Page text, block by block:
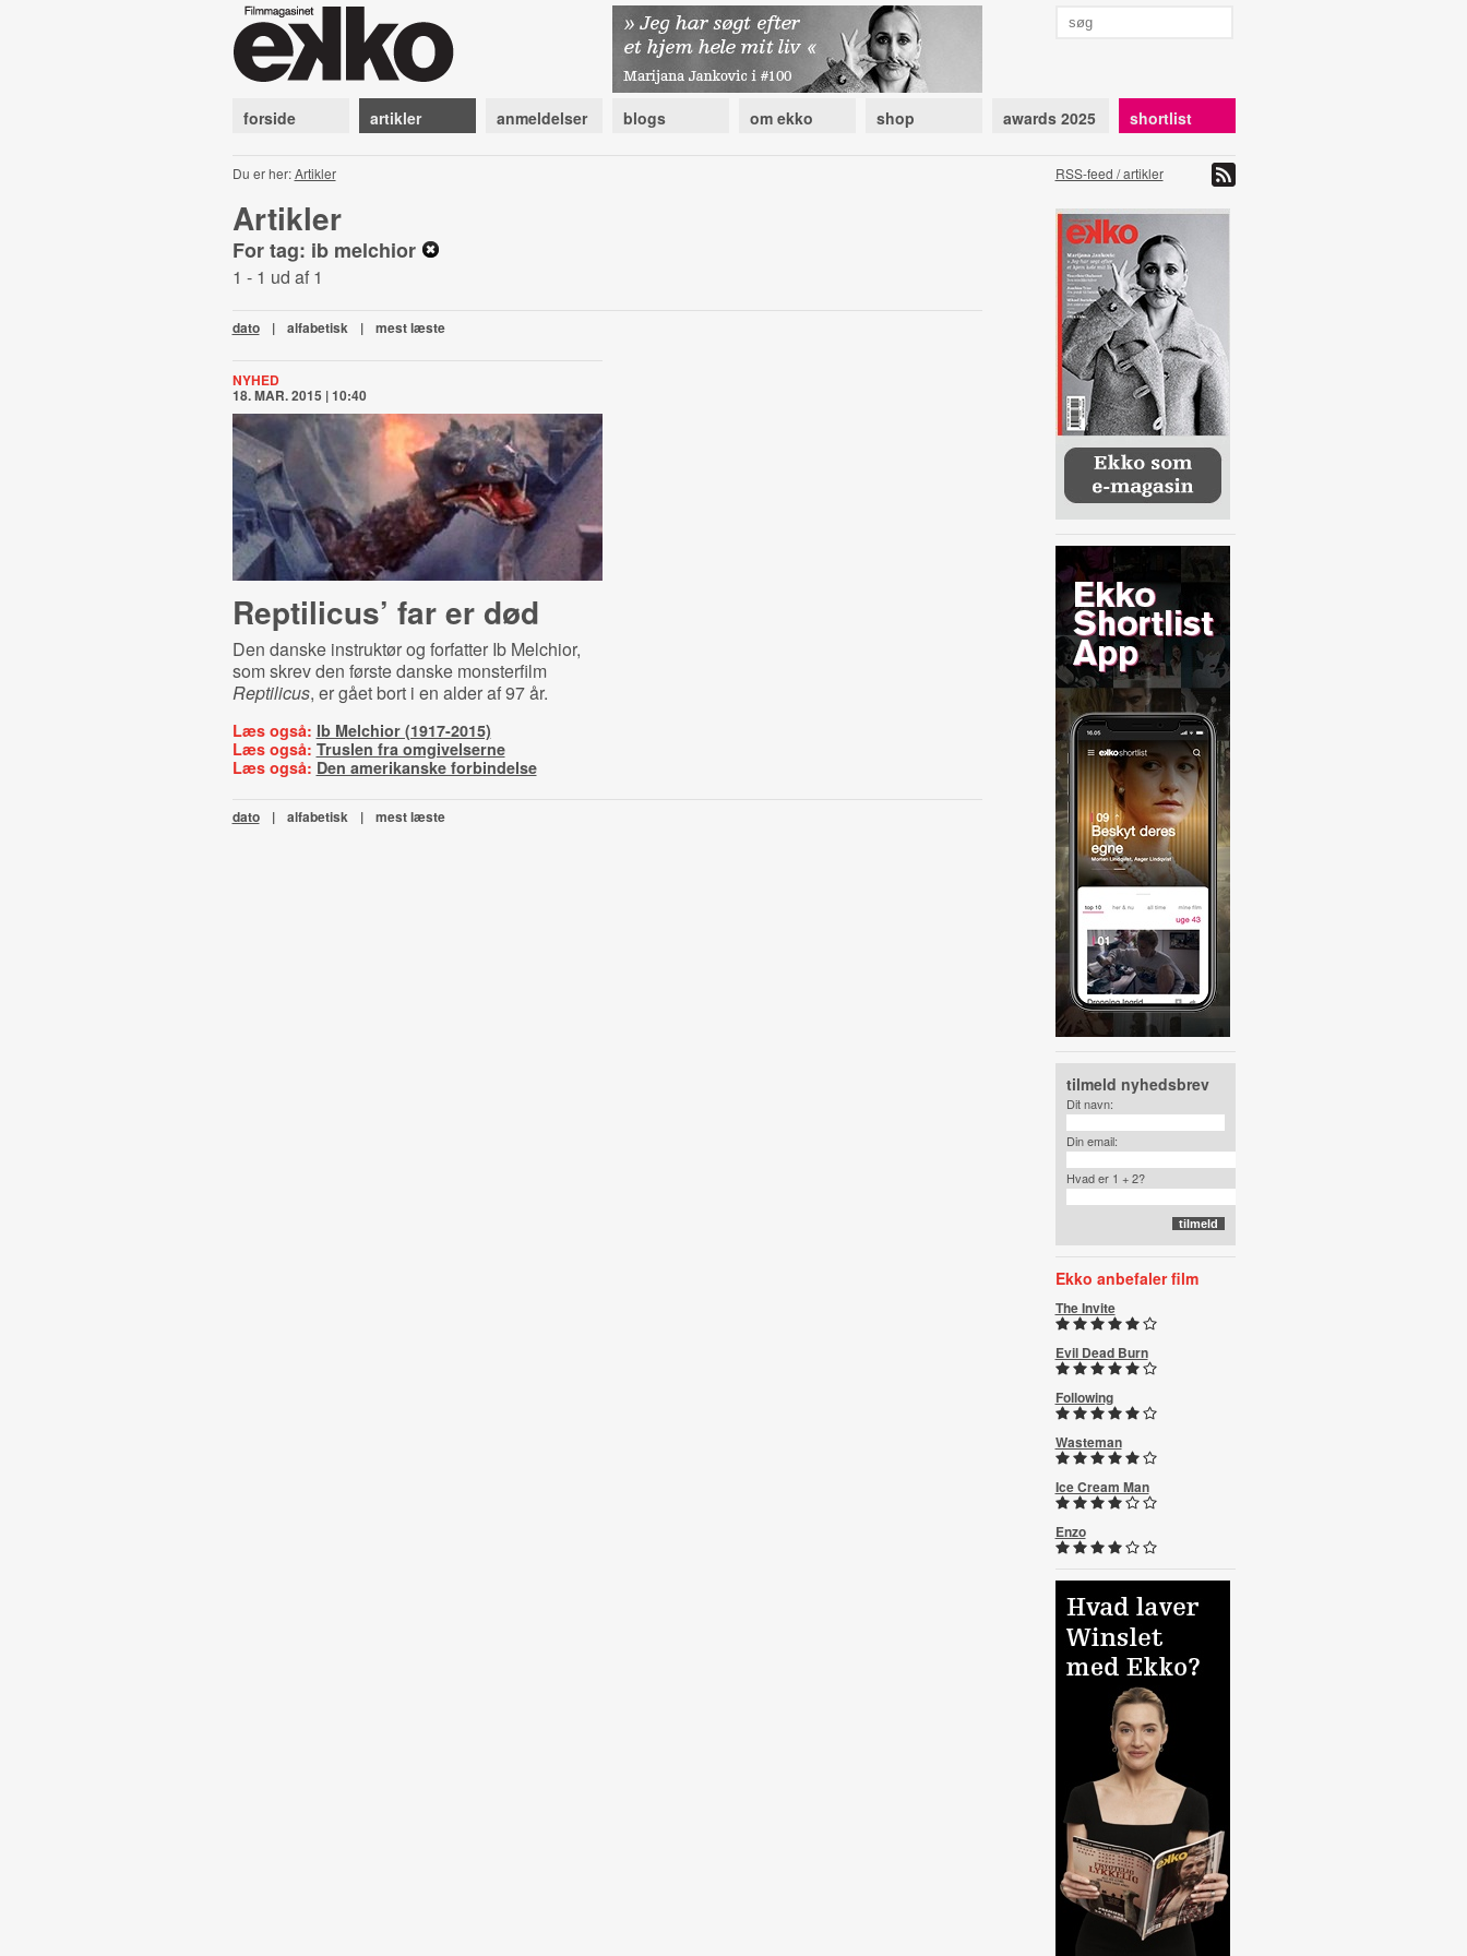
forside artikler anmeldelser blogs om ekko shop awards 2025 shortlist
Du er her:Artikler RSS-feed / artikler
Artikler
For tag: ib melchior
1 - 1 ud af 1
dato | alfabetisk | mest læste
NYHED
18. MAR. 2015 | 10:40
Reptilicus’ far er død
Den danske instruktør og forfatter Ib Melchior,
som skrev den første danske monsterfilm
Reptilicus, er gået bort i en alder af 97 år.
Læs også: Ib Melchior (1917-2015)
Læs også: Truslen fra omgivelserne
Læs også: Den amerikanske forbindelse
dato | alfabetisk | mest læste
tilmeld nyhedsbrev
Dit navn:
Din email:
Hvad er 1 + 2?
Ekko anbefaler film
The Invite
Evil Dead Burn
Following
Wasteman
Ice Cream Man
Enzo